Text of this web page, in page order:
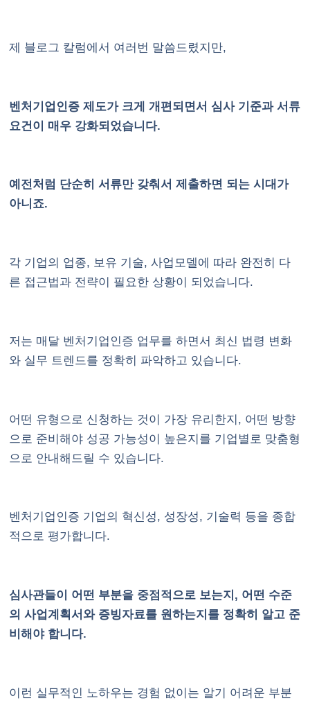
제 블로그 칼럼에서 여러번 말씀드렸지만,
벤처기업인증 제도가 크게 개편되면서 심사 기준과 서류
요건이 매우 강화되었습니다.
예전처럼 단순히 서류만 갖춰서 제출하면 되는 시대가
아니죠.
각 기업의 업종, 보유 기술, 사업모델에 따라 완전히 다
른 접근법과 전략이 필요한 상황이 되었습니다.
저는 매달 벤처기업인증 업무를 하면서 최신 법령 변화
와 실무 트렌드를 정확히 파악하고 있습니다.
어떤 유형으로 신청하는 것이 가장 유리한지, 어떤 방향
으로 준비해야 성공 가능성이 높은지를 기업별로 맞춤형
으로 안내해드릴 수 있습니다.
벤처기업인증 기업의 혁신성, 성장성, 기술력 등을 종합
적으로 평가합니다.
심사관들이 어떤 부분을 중점적으로 보는지, 어떤 수준
의 사업계획서와 증빙자료를 원하는지를 정확히 알고 준
비해야 합니다.
이런 실무적인 노하우는 경험 없이는 알기 어려운 부분